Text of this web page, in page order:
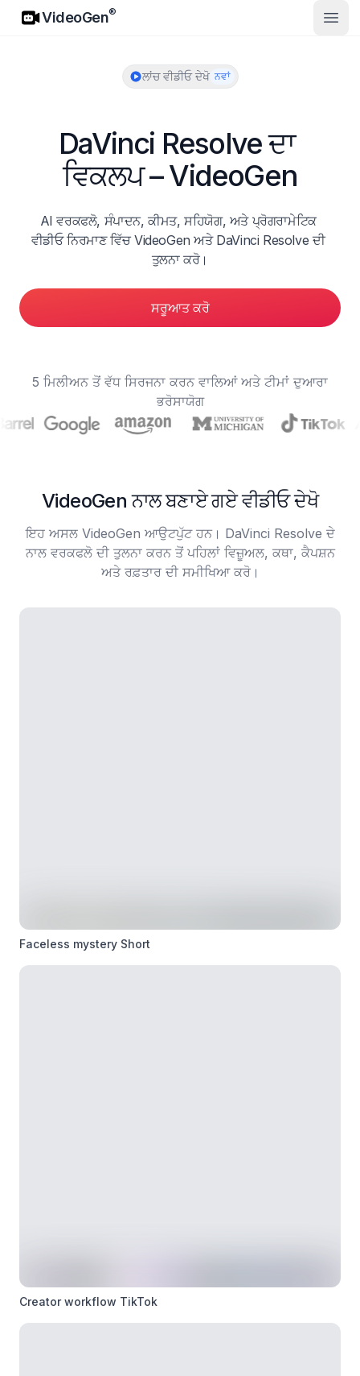
VideoGen
VideoGen®
ਮੁੱਖ
ਲਾਂਚ ਵੀਡੀਓ ਦੇਖੋ ਨਵਾਂ
DaVinci Resolve ਦਾ
ਵਿਕਲਪ – VideoGen
AI ਵਰਕਫਲੋ, ਸੰਪਾਦਨ, ਕੀਮਤ, ਸਹਿਯੋਗ, ਅਤੇ ਪ੍ਰੋਗਰਾਮੇਟਿਕ
ਵੀਡੀਓ ਨਿਰਮਾਣ ਵਿੱਚ VideoGen ਅਤੇ DaVinci Resolve ਦੀ
ਤੁਲਨਾ ਕਰੋ।
ਸਰੂਆਤ ਕਰੋ
5 ਮਿਲੀਅਨ ਤੋਂ ਵੱਧ ਸਿਰਜਨਾ ਕਰਨ ਵਾਲਿਆਂ ਅਤੇ ਟੀਮਾਂ ਦੁਆਰਾ
ਭਰੋਸਾਯੋਗ
VideoGen ਨਾਲ ਬਣਾਏ ਗਏ ਵੀਡੀਓ ਦੇਖੋ
ਇਹ ਅਸਲ VideoGen ਆਉਟਪੁੱਟ ਹਨ। DaVinci Resolve ਦੇ
ਨਾਲ ਵਰਕਫਲੋ ਦੀ ਤੁਲਨਾ ਕਰਨ ਤੋਂ ਪਹਿਲਾਂ ਵਿਜ਼ੂਅਲ, ਕਥਾ, ਕੈਪਸ਼ਨ
ਅਤੇ ਰਫ਼ਤਾਰ ਦੀ ਸਮੀਖਿਆ ਕਰੋ।
Faceless mystery Short
Creator workflow TikTok